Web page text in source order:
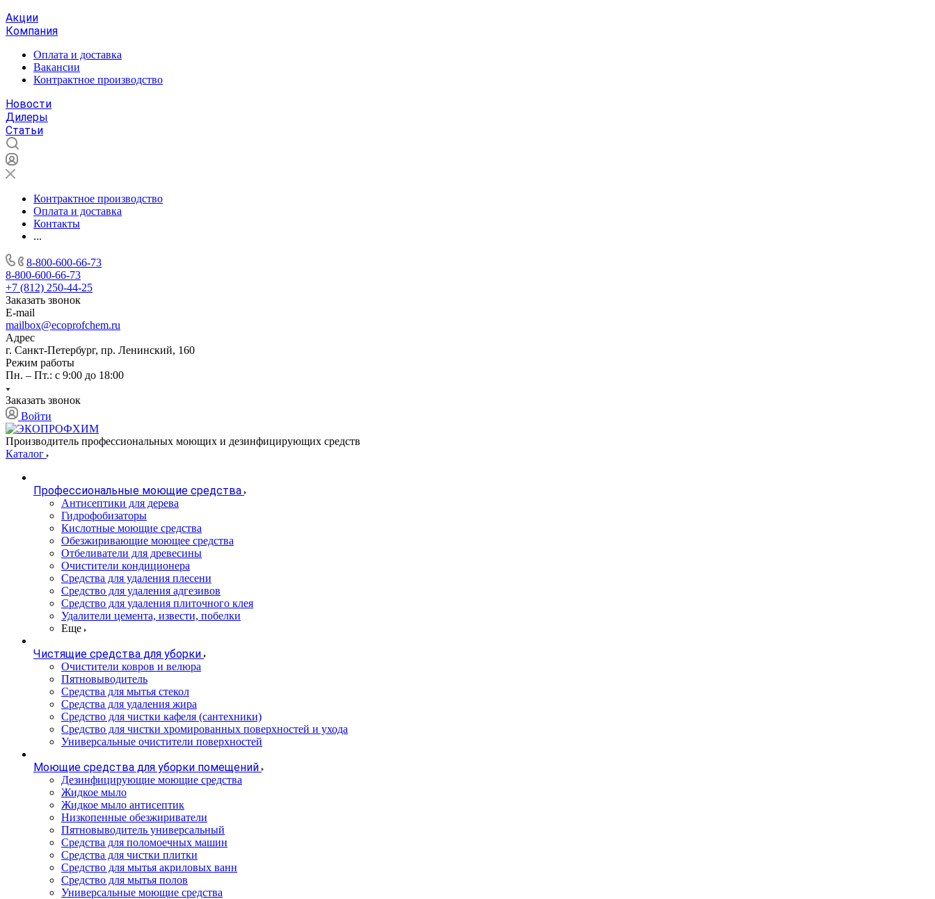
Акции
Компания
Оплата и доставка
Вакансии
Контрактное производство
Новости
Дилеры
Статьи
Контрактное производство
Оплата и доставка
Контакты
...
8-800-600-66-73
8-800-600-66-73
+7 (812) 250-44-25
Заказать звонок
E-mail
mailbox@ecoprofchem.ru
Адрес
г. Санкт-Петербург, пр. Ленинский, 160
Режим работы
Пн. – Пт.: с 9:00 до 18:00
Заказать звонок
Войти
Производитель профессиональных моющих и дезинфицирующих средств
Каталог
Профессиональные моющие средства
Антисептики для дерева
Гидрофобизаторы
Кислотные моющие средства
Обезжиривающие моющее средства
Отбеливатели для древесины
Очистители кондиционера
Средства для удаления плесени
Средство для удаления адгезивов
Средство для удаления плиточного клея
Удалители цемента, извести, побелки
Еще
Чистящие средства для уборки
Очистители ковров и велюра
Пятновыводитель
Средства для мытья стекол
Средства для удаления жира
Средство для чистки кафеля (сантехники)
Средство для чистки хромированных поверхностей и ухода
Универсальные очистители поверхностей
Моющие средства для уборки помещений
Дезинфицирующие моющие средства
Жидкое мыло
Жидкое мыло антисептик
Низкопенные обезжириватели
Пятновыводитель универсальный
Средства для поломоечных машин
Средства для чистки плитки
Средство для мытья акриловых ванн
Средство для мытья полов
Универсальные моющие средства